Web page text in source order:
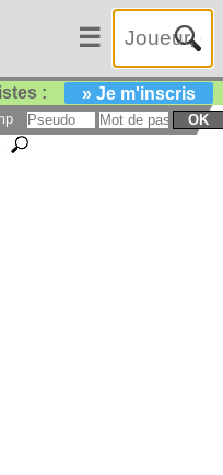
☰
: » Je m'inscris
: OK